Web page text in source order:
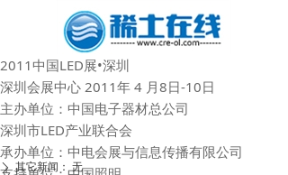
2011中国LED展•深圳
深圳会展中心 2011年 4 月8日-10日
主办单位：中国电子器材总公司
深圳市LED产业联合会
承办单位：中电会展与信息传播有限公司
ꄲ 其它新闻：无